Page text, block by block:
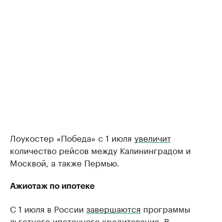
Лоукостер «Победа» с 1 июля увеличит
количество рейсов между Калининградом и
Москвой, а также Пермью.
Ажиотаж по ипотеке
С 1 июля в России завершаются программы